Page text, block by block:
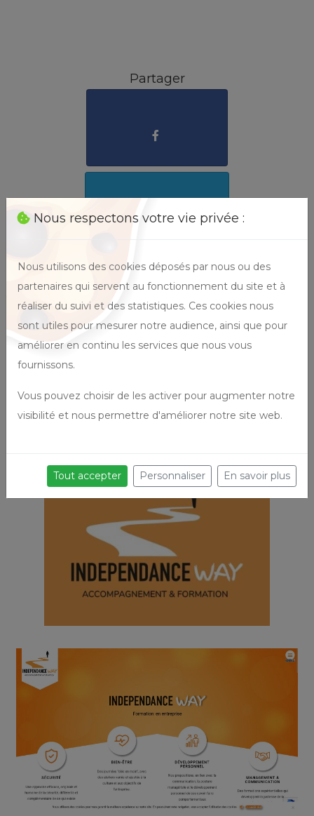
Partager
Nous respectons votre vie privée :
Nous utilisons des cookies déposés par nous ou des
partenaires qui servent au fonctionnement du site et à
réaliser du suivi et des statistiques. Ces cookies nous
sont utiles pour mesurer notre audience, ainsi que pour
améliorer en continu les services que nous vous
fournissons.
Vous pouvez choisir de les activer pour augmenter notre
visibilité et nous permettre d'améliorer notre site web.
Tout accepter Personnaliser En savoir plus